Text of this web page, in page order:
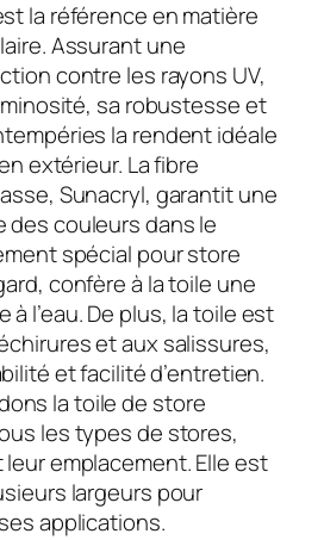
la référence en matière
Assurant une
contre les rayons UV,
sa robustesse et
la rendent idéale
extérieur. La fibre
Sunacryl, garantit une
couleurs dans le
spécial pour store
confère à la toile une
l’eau. De plus, la toile est
et aux salissures,
et facilité d’entretien.
la toile de store
les types de stores,
emplacement. Elle est
largeurs pour
applications.